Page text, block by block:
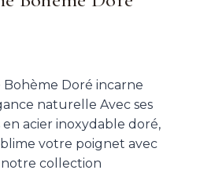
Bohème Doré incarne
naturelle Avec ses
acier inoxydable doré,
votre poignet avec
collection